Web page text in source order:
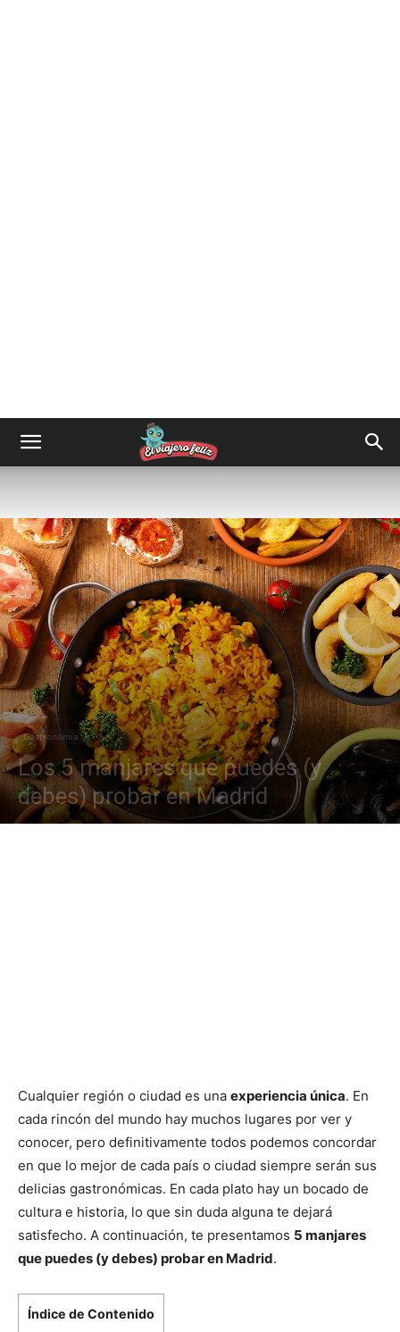
Gastronomía
Los 5 manjares que puedes (y
debes) probar en Madrid
Cualquier región o ciudad es una experiencia única. En
cada rincón del mundo hay muchos lugares por ver y
conocer, pero definitivamente todos podemos concordar
en que lo mejor de cada país o ciudad siempre serán sus
delicias gastronómicas. En cada plato hay un bocado de
cultura e historia, lo que sin duda alguna te dejará
satisfecho. A continuación, te presentamos 5 manjares
que puedes (y debes) probar en Madrid.
Índice de Contenido